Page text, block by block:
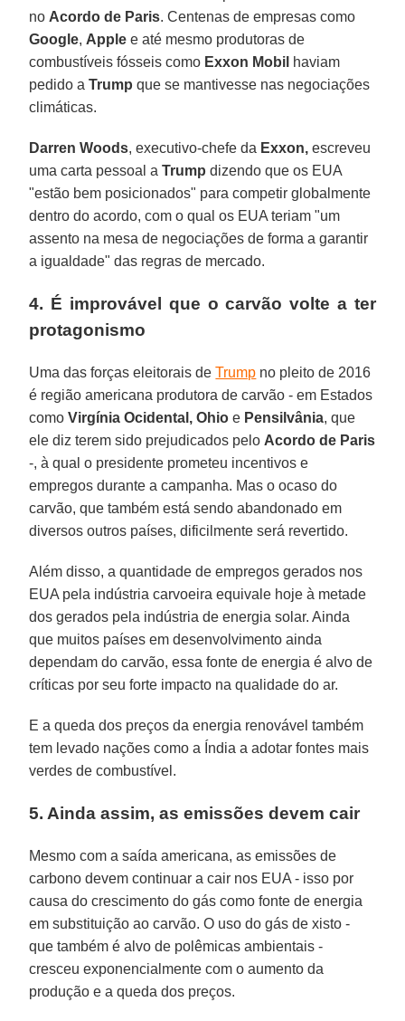
no Acordo de Paris. Centenas de empresas como
Google, Apple e até mesmo produtoras de
combustíveis fósseis como Exxon Mobil haviam
pedido aTrump que se mantivesse nas negociações
climáticas.
Darren Woods, executivo-chefe da Exxon, escreveu
uma carta pessoal aTrump dizendo que os EUA
"estão bem posicionados" para competir globalmente
dentro do acordo, com o qual os EUA teriam "um
assento na mesa de negociações de forma a garantir
a igualdade" das regras de mercado.
4. É improvável que o carvão volte a ter
protagonismo
Uma das forças eleitorais deTrump no pleito de 2016
é região americana produtora de carvão - em Estados
comoVirgínia Ocidental, Ohio e Pensilvânia, que
ele diz terem sido prejudicados pelo Acordo de Paris
-, à qual o presidente prometeu incentivos e
empregos durante a campanha. Mas o ocaso do
carvão, que também está sendo abandonado em
diversos outros países, dificilmente será revertido.
Além disso, a quantidade de empregos gerados nos
EUA pela indústria carvoeira equivale hoje à metade
dos gerados pela indústria de energia solar. Ainda
que muitos países em desenvolvimento ainda
dependam do carvão, essa fonte de energia é alvo de
críticas por seu forte impacto na qualidade do ar.
E a queda dos preços da energia renovável também
tem levado nações como a Índia a adotar fontes mais
verdes de combustível.
5. Ainda assim, as emissões devem cair
Mesmo com a saída americana, as emissões de
carbono devem continuar a cair nos EUA - isso por
causa do crescimento do gás como fonte de energia
em substituição ao carvão. O uso do gás de xisto -
que também é alvo de polêmicas ambientais -
cresceu exponencialmente com o aumento da
produção e a queda dos preços.